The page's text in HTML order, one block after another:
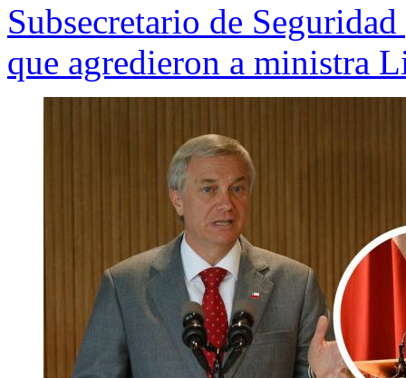
Subsecretario de
que agredieron a ministra